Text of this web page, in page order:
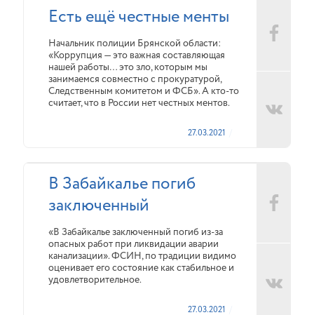
Есть ещё честные менты
Начальник полиции Брянской области:
«Коррупция — это важная составляющая
нашей работы… это зло, которым мы
занимаемся совместно с прокуратурой,
Следственным комитетом и ФСБ». А кто-то
считает, что в России нет честных ментов.
27.03.2021
В Забайкалье погиб
заключенный
«В Забайкалье заключенный погиб из-за
опасных работ при ликвидации аварии
канализации». ФСИН, по традиции видимо
оценивает его состояние как стабильное и
удовлетворительное.
27.03.2021